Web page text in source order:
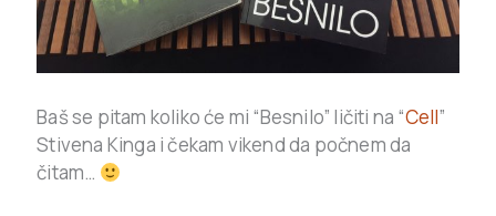
Baš se pitam koliko će mi “Besnilo” ličiti na “Cell”
Stivena Kinga i čekam vikend da počnem da
čitam…